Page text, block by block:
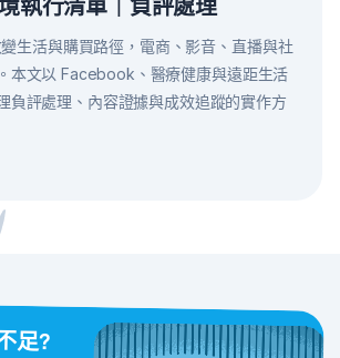
執行清單｜負評處理
生活與購買路徑，電商、影音、直播與社
本文以 Facebook、醫療健康與遠距生活
負評處理、內容證據與成效追蹤的實作方
足?